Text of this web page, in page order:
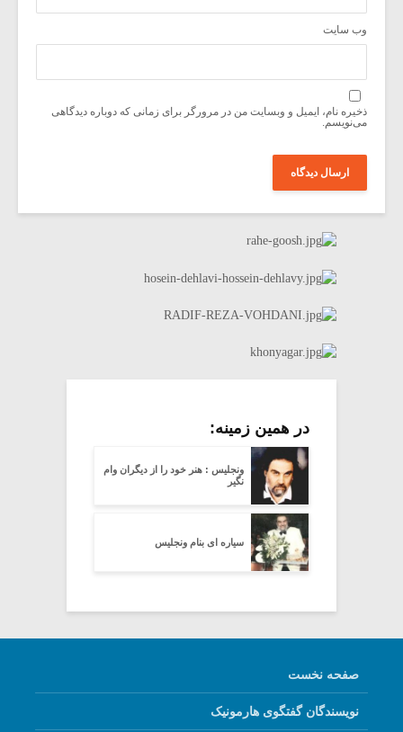
وب‌ سایت
ذخیره نام، ایمیل و وبسایت من در مرورگر برای زمانی که دوباره دیدگاهی
می‌نویسم.
در همین زمینه:
ونجلیس : هنر خود را از دیگران وام
نگیر
سیاره ای بنام ونجلیس
صفحه نخست
نویسندگان گفتگوی هارمونیک